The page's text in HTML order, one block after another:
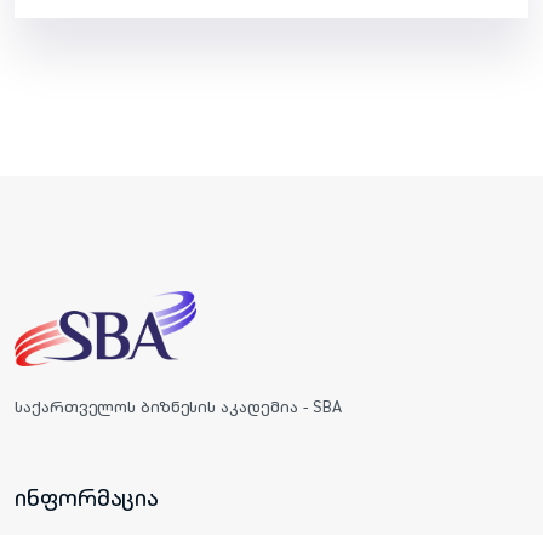
საქართველოს ბიზნესის აკადემია - SBA
ინფორმაცია